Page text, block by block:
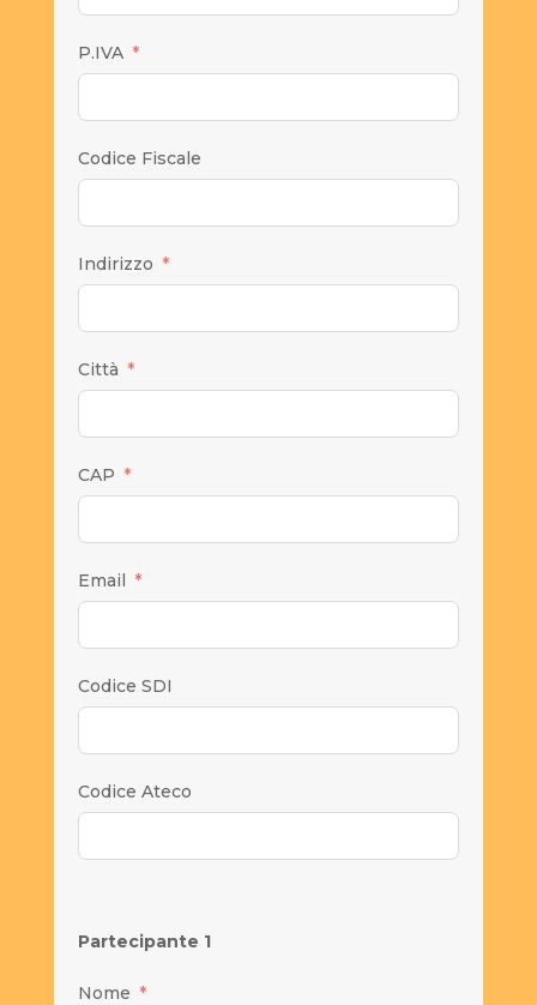
P.IVA
Codice Fiscale
Indirizzo
Città
CAP
Email
Codice SDI
Codice Ateco
Partecipante 1
Nome